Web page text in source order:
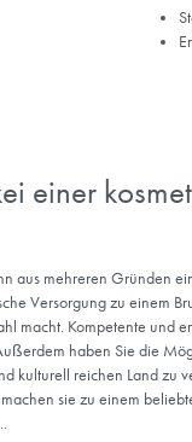
oder
Techniken